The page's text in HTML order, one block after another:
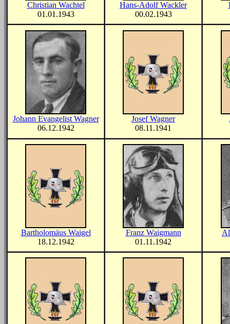
Christian Wachtel
01.01.1943
Hans-Adolf Wackler
00.02.1943
Johann Evangelist Wagner
06.12.1942
Josef Wagner
08.11.1941
Bartholomäus Waigel
18.12.1942
Franz Waigmann
01.11.1942